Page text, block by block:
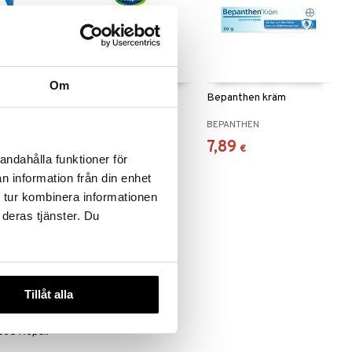
Om
funktioner för
information från din enhet
kombinera informationen
tjänster. Du
Tillåt alla
Moisturizer Dry Skin
Bepanthen kräm
BEPANTHEN
7,89 €
Repair